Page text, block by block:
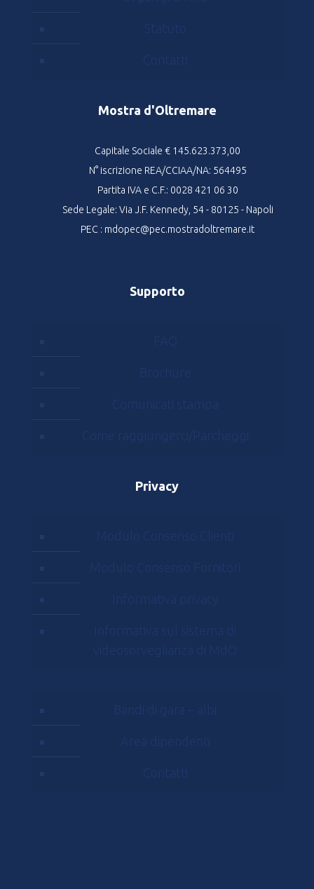
Statuto
Contatti
Mostra d'Oltremare
Capitale Sociale € 145.623.373,00
N° iscrizione REA/CCIAA/NA: 564495
Partita IVA e C.F.: 0028 421 06 30
Sede Legale: Via J.F. Kennedy, 54 - 80125 - Napoli
PEC : mdopec@pec.mostradoltremare.it
Supporto
FAQ
Brochure
Comunicati stampa
Come raggiungerci/Parcheggi
Privacy
Modulo Consenso Clienti
Modulo Consenso Fornitori
Informativa privacy
Informativa sul sistema di
videosorveglianza di MdO
Bandi di gara – albi
Area dipendenti
Contatti